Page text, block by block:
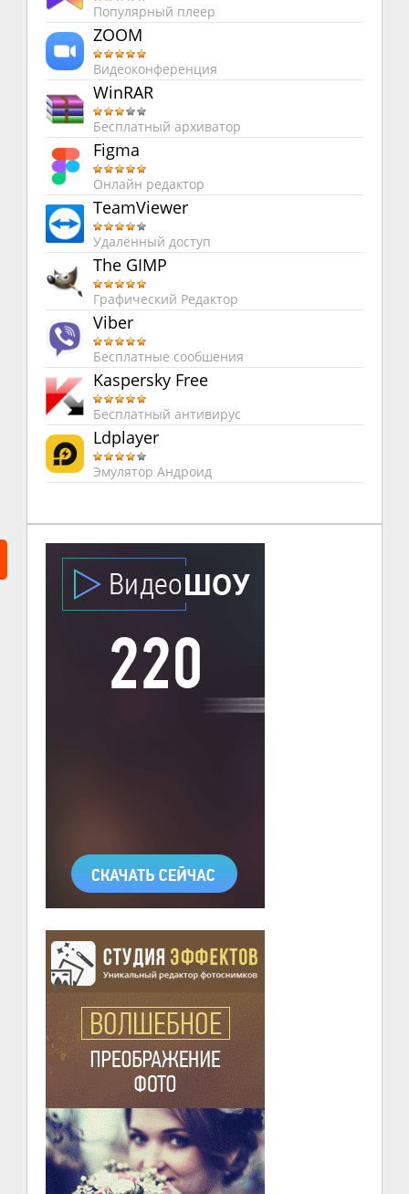
Популярный плеер
ZOOM
Видеоконференция
WinRAR
Бесплатный архиватор
Figma
Онлайн редактор
TeamViewer
Удалённый доступ
The GIMP
Графический Редактор
Viber
Бесплатные сообшения
Kaspersky Free
Бесплатный антивирус
Ldplayer
Эмулятор Андроид